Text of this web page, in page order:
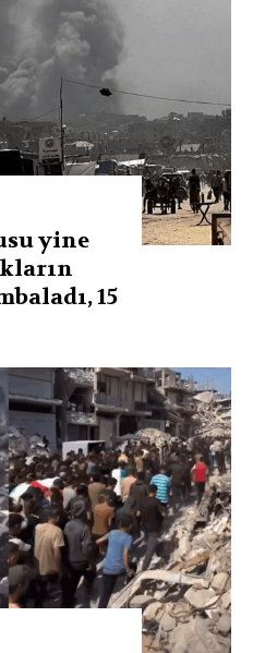
yine
15